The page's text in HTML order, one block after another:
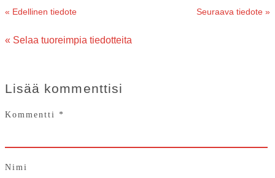
« Edellinen tiedote Seuraava tiedote »
« Selaa tuoreimpia tiedotteita
Lisää kommenttisi
Kommentti *
Nimi